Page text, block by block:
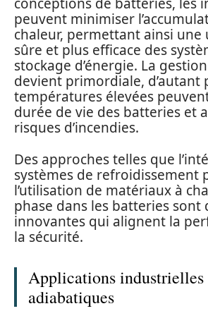
peuvent minimiser
chaleur, permettant ainsi
sûre et plus efficace des
stockage d’énergie. La
devient primordiale, d’autant
températures élevées
durée de vie des batteries et
risques d’incendies.
Des approches telles que
systèmes de refroidissement
l’utilisation de matériaux à
phase dans les batteries sont
innovantes qui alignent la
la sécurité.
Applications industrielles
adiabatiques